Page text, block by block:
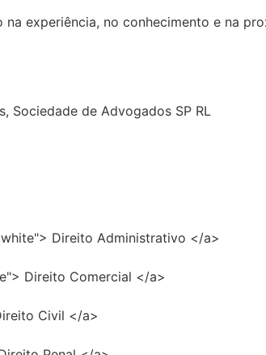
experiência, no conhecimento e na
Sociedade de Advogados SP RL